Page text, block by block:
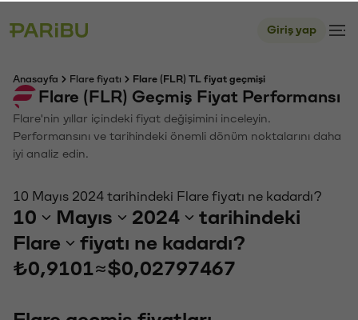
Giriş yap
Anasayfa Flare fiyatı Flare (FLR) TL fiyat geçmişi
Flare (FLR) Geçmiş Fiyat Performansı
Flare'nin yıllar içindeki fiyat değişimini inceleyin.
Performansını ve tarihindeki önemli dönüm noktalarını daha
iyi analiz edin.
10 Mayıs 2024 tarihindeki Flare fiyatı ne kadardı?
10 Mayıs 2024
tarihindeki
Flare
fiyatı ne kadardı?
₺0,9101 ≈$0,02797467